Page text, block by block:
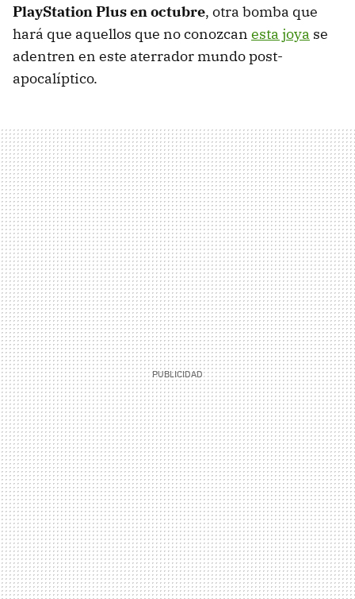
PlayStation Plus en octubre, otra bomba que
hará que aquellos que no conozcan esta joya se
adentren en este aterrador mundo post-
apocalíptico.